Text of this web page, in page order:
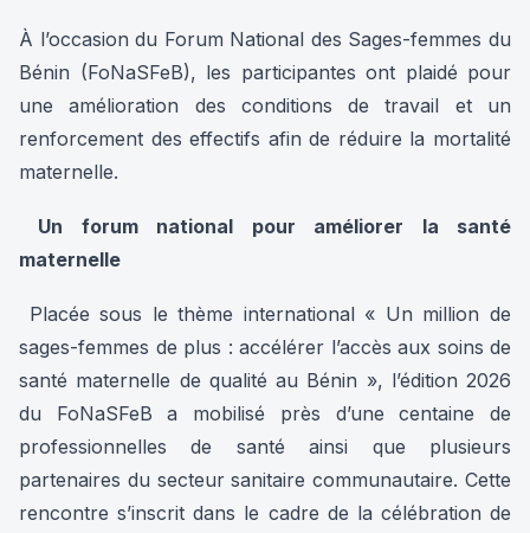
À l’occasion du Forum National des Sages-femmes du
Bénin (FoNaSFeB), les participantes ont plaidé pour
une amélioration des conditions de travail et un
renforcement des effectifs afin de réduire la mortalité
maternelle.
Un forum national pour améliorer la santé
maternelle
Placée sous le thème international « Un million de
sages-femmes de plus : accélérer l’accès aux soins de
santé maternelle de qualité au Bénin », l’édition 2026
du FoNaSFeB a mobilisé près d’une centaine de
professionnelles de santé ainsi que plusieurs
partenaires du secteur sanitaire communautaire. Cette
rencontre s’inscrit dans le cadre de la célébration de